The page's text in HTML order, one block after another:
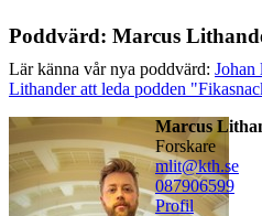
Poddvärd: Marcus
Lär känna vår nya poddvärd: Johan
Lithander att leda podden
Marcus
forskare
mlit@kth.se
087906599
Profil